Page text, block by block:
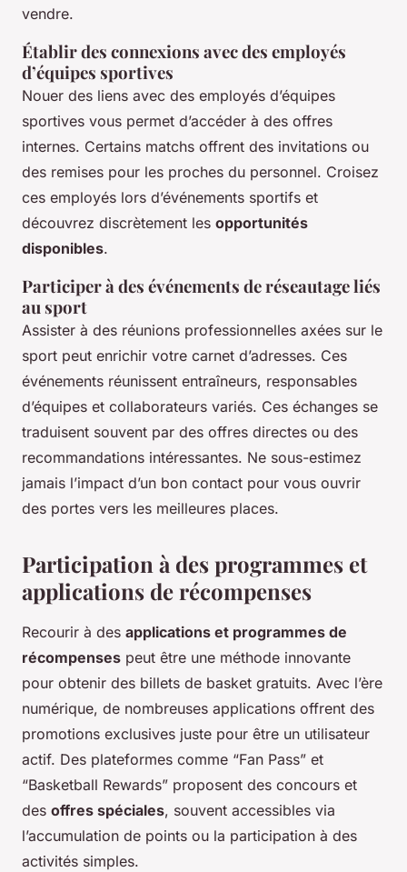
vendre.
Établir des connexions avec des employés
d’équipes sportives
Nouer des liens avec des employés d’équipes
sportives vous permet d’accéder à des offres
internes. Certains matchs offrent des invitations ou
des remises pour les proches du personnel. Croisez
ces employés lors d’événements sportifs et
découvrez discrètement les opportunités
disponibles.
Participer à des événements de réseautage liés
au sport
Assister à des réunions professionnelles axées sur le
sport peut enrichir votre carnet d’adresses. Ces
événements réunissent entraîneurs, responsables
d’équipes et collaborateurs variés. Ces échanges se
traduisent souvent par des offres directes ou des
recommandations intéressantes. Ne sous-estimez
jamais l’impact d’un bon contact pour vous ouvrir
des portes vers les meilleures places.
Participation à des programmes et
applications de récompenses
Recourir à des applications et programmes de
récompenses peut être une méthode innovante
pour obtenir des billets de basket gratuits. Avec l’ère
numérique, de nombreuses applications offrent des
promotions exclusives juste pour être un utilisateur
actif. Des plateformes comme “Fan Pass” et
“Basketball Rewards” proposent des concours et
des offres spéciales, souvent accessibles via
l’accumulation de points ou la participation à des
activités simples.